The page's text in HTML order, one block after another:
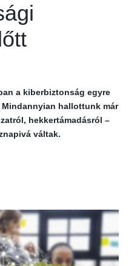
a kiberbiztonság egyre
hallottunk már
hekkertámadásról –
váltak.